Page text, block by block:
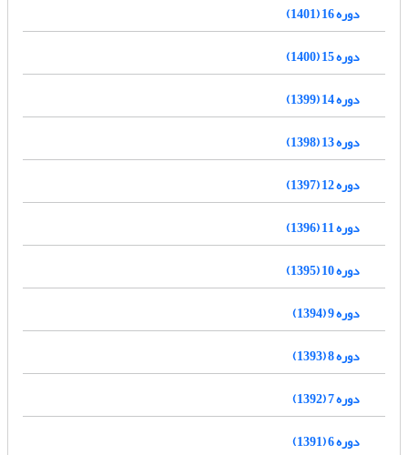
دوره 16 (1401)
دوره 15 (1400)
دوره 14 (1399)
دوره 13 (1398)
دوره 12 (1397)
دوره 11 (1396)
دوره 10 (1395)
دوره 9 (1394)
دوره 8 (1393)
دوره 7 (1392)
دوره 6 (1391)